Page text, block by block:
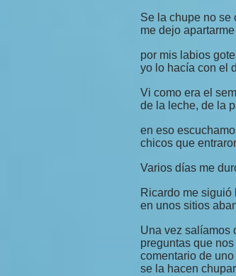
Se la chupe no se
me dejo
por mis labios
yo lo hacía con el
Vi como era el
de la leche, de la
en eso
chicos que
Varios días me
Ricardo me siguió
en unos sitios
Una vez salíamos
preguntas que
comentario de
se la hacen